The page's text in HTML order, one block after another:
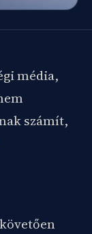
média,
számít,